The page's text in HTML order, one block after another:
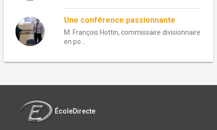
Une conférence passionnante
M. François Hottin, commissaire divisionnaire
en po...
ÉcoleDirecte